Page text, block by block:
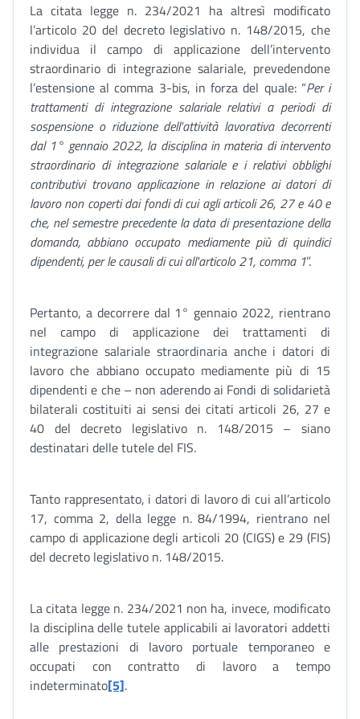
La citata legge n. 234/2021 ha altresì modificato
l’articolo 20 del decreto legislativo n. 148/2015, che
individua il campo di applicazione dell’intervento
straordinario di integrazione salariale, prevedendone
l’estensione al comma 3-bis, in forza del quale: “Per i
trattamenti di integrazione salariale relativi a periodi di
sospensione o riduzione dell'attività lavorativa decorrenti
dal 1° gennaio 2022, la disciplina in materia di intervento
straordinario di integrazione salariale e i relativi obblighi
contributivi trovano applicazione in relazione ai datori di
lavoro non coperti dai fondi di cui agli articoli 26, 27 e 40 e
che, nel semestre precedente la data di presentazione della
domanda, abbiano occupato mediamente più di quindici
dipendenti, per le causali di cui all'articolo 21, comma 1”.
Pertanto, a decorrere dal 1° gennaio 2022, rientrano
nel campo di applicazione dei trattamenti di
integrazione salariale straordinaria anche i datori di
lavoro che abbiano occupato mediamente più di 15
dipendenti e che – non aderendo ai Fondi di solidarietà
bilaterali costituiti ai sensi dei citati articoli 26, 27 e
40 del decreto legislativo n. 148/2015 – siano
destinatari delle tutele del FIS.
Tanto rappresentato, i datori di lavoro di cui all’articolo
17, comma 2, della legge n. 84/1994, rientrano nel
campo di applicazione degli articoli 20 (CIGS) e 29 (FIS)
del decreto legislativo n. 148/2015.
La citata legge n. 234/2021 non ha, invece, modificato
la disciplina delle tutele applicabili ai lavoratori addetti
alle prestazioni di lavoro portuale temporaneo e
occupati con contratto di lavoro a tempo
indeterminato[5].